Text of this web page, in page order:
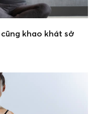
khao khát sở